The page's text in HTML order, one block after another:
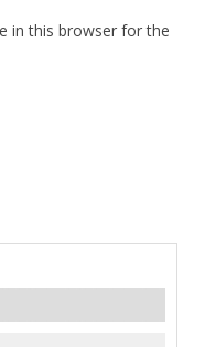
in this browser for the